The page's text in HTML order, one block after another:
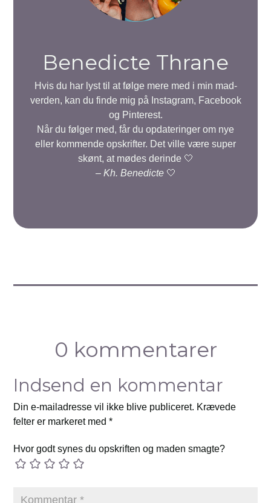
Benedicte Thrane
Hvis du har lyst til at følge mere med i min mad-
verden, kan du finde mig på Instagram, Facebook
og Pinterest.
Når du følger med, får du opdateringer om nye
eller kommende opskrifter. Det ville være super
skønt, at mødes derinde 🤍
– Kh. Benedicte🤍
0 kommentarer
Indsend en kommentar
Din e-mailadresse vil ikke blive publiceret. Krævede
felter er markeret med*
Hvor godt synes du opskriften og maden smagte?